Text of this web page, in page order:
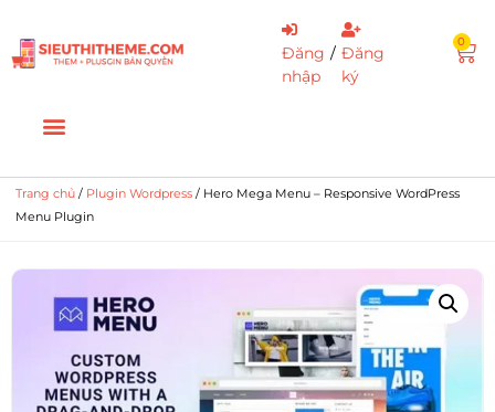
Đăng
nhập
/ Đăng
ký
0
Trang chủ / Plugin Wordpress / Hero Mega Menu – Responsive WordPress
Menu Plugin